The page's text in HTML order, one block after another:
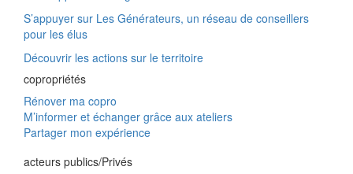
S’appuyer sur Les Générateurs, un réseau de conseillers
pour les élus
Découvrir les actions sur le territoire
copropriétés
Rénover ma copro
M’informer et échanger grâce aux ateliers
Partager mon expérience
acteurs publics/Privés